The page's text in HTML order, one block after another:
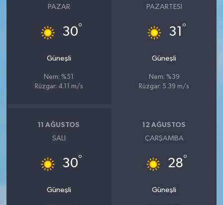
PAZAR
30°
Güneşli
Nem: %51
Rüzgar: 4.11 m/s
PAZARTESI
31 °
Güneşli
Nem: %39
Rüzgar: 5.39 m/s
11 AĞUSTOS
SALI
30°
Güneşli
12 AĞUSTOS
ÇARŞAMBA
28°
Güneşli